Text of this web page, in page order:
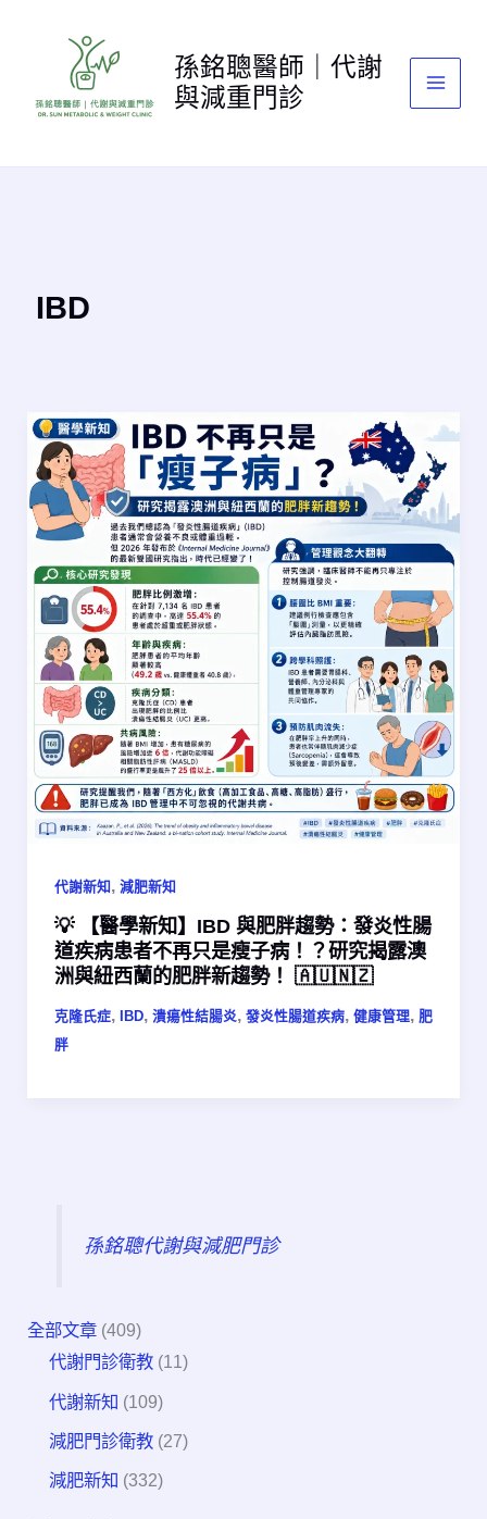
孫銘聰醫師｜代謝
與減重門診
IBD
代謝新知, 減肥新知
💡 【醫學新知】IBD 與肥胖趨勢：發炎性腸
道疾病患者不再只是瘦子病！？研究揭露澳
洲與紐西蘭的肥胖新趨勢！ 🇦🇺🇳🇿
克隆氏症, IBD, 潰瘍性結腸炎, 發炎性腸道疾病, 健康管理, 肥
胖
孫銘聰代謝與減肥門診
全部文章 (409)
代謝門診衛教 (11)
代謝新知 (109)
減肥門診衛教 (27)
減肥新知 (332)